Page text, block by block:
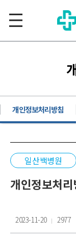
개인정보처리방침
일산백병원
개인정보처
2023-11-20 2977